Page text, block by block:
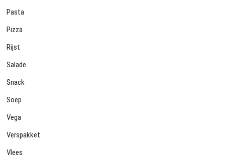
Pasta
Pizza
Rijst
Salade
Snack
Soep
Vega
Verspakket
Vlees